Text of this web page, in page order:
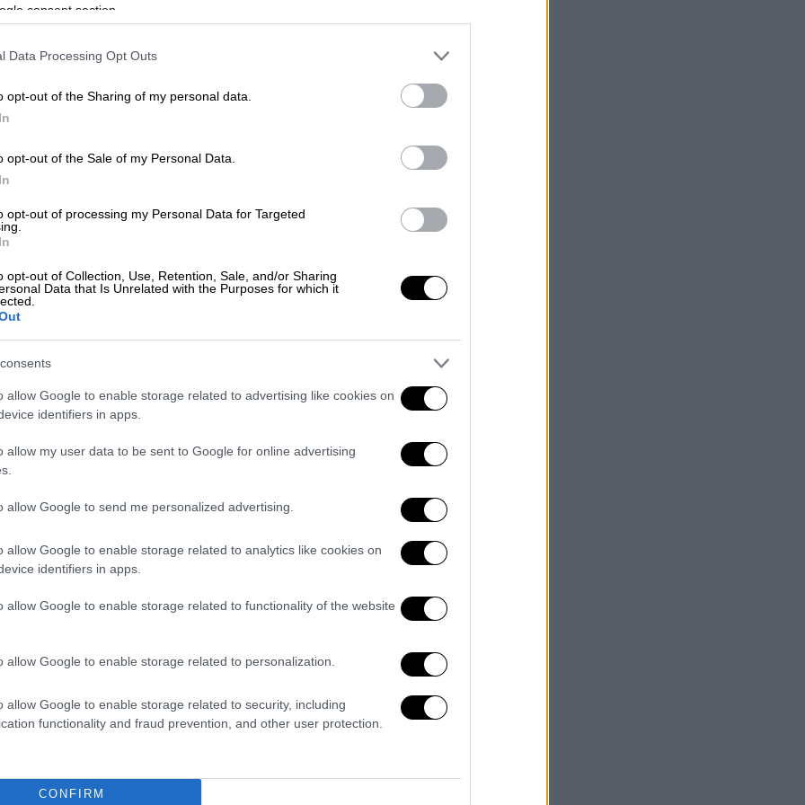
consent section.
Data Processing Opt Outs
opt-out of the Sharing of my personal data.
opt-out of the Sale of my Personal Data.
opt-out of processing my Personal Data for Targeted
opt-out of Collection, Use, Retention, Sale, and/or Sharing
Data that Is Unrelated with the Purposes for which it
allow Google to enable storage related to advertising like cookies on
identifiers in apps.
allow my user data to be sent to Google for online advertising
allow Google to send me personalized advertising.
allow Google to enable storage related to analytics like cookies on
identifiers in apps.
allow Google to enable storage related to functionality of the website
allow Google to enable storage related to personalization.
allow Google to enable storage related to security, including
functionality and fraud prevention, and other user protection.
CONFIRM
Χαφτάρνα προβεί στο βήμα. Αν και οι
στρατηγός ενδέχεται να μην φτάσει
ισορροπιών επαναφέρει το
προσκήνιο.
«Η Μόσχα θα απαντήσει
για «φρένο» στην Ανατολική
ο Έλληνας υπουργός Εξωτερικών, Γιώργος
στο Κάιρο, αναμένονταν να θέσει το
Αμπντελάτι, καθώς κάτι τέτοιο θα
μνημόνιο θαλάσσιων ζωνών.
αναζωπύρωση των εντάσεων
αξιώσεων της
κυβέρνηση της Συρίας για να συνάψει
οποία περιλαμβάνει τα Κατεχόμενα,